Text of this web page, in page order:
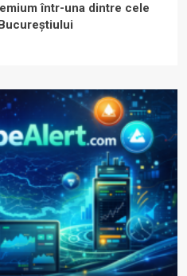
într-una dintre cele